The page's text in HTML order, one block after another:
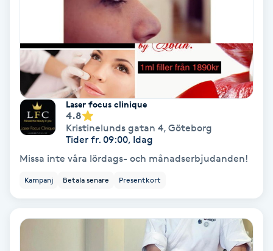
Fransförlängning Volym
Fransk manikyr
Fransrengöring
Frekvensterapi
Friskvård
Friskvårdsmassage
Frisör
Laser focus clinique
4.8
Kristinelunds gatan 4, Göteborg
Tider fr. 09:00, Idag
Missa inte våra lördags- och månadserbjudanden!
Kampanj Betala senare Presentkort